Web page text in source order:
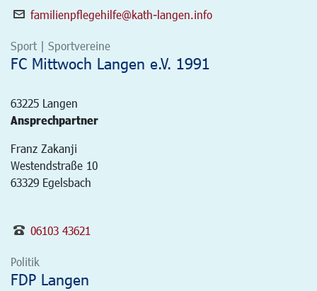
familienpflegehilfe@kath-langen.info
Sport | Sportvereine
FC Mittwoch Langen e.V. 1991
63225 Langen
Ansprechpartner
Franz Zakanji
Westendstraße 10
63329 Egelsbach
06103 43621
Politik
FDP Langen